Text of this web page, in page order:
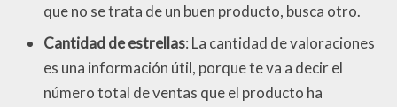
que no se trata de un buen producto, busca otro.
Cantidad de estrellas: La cantidad de valoraciones
es una información útil, porque te va a decir el
número total de ventas que el producto ha